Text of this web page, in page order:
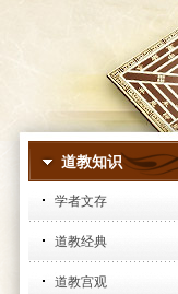
道教知识
学者文存
道教经典
道教宫观